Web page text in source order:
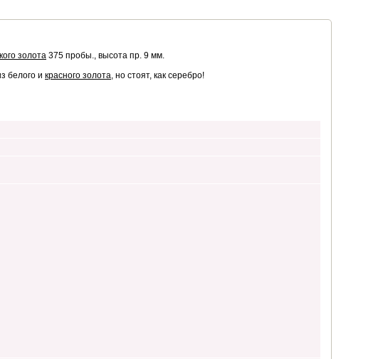
золота 375 пробы., высота пр. 9 мм.
белого и красного золота, но стоят, как серебро!